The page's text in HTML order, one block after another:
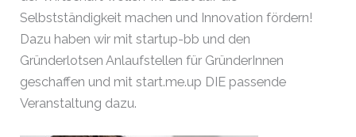
Selbstständigkeit machen und Innovation fördern!
Dazu haben wir mit startup-bb und den
Gründerlotsen Anlaufstellen für GründerInnen
geschaffen und mit start.me.up DIE passende
Veranstaltung dazu.